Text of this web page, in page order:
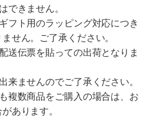
できません。
フト用のラッピング対応につき
せん。ご了承ください。
送伝票を貼っての出荷となりま
来ませんのでご了承ください。
複数商品をご購入の場合は、お
あります。